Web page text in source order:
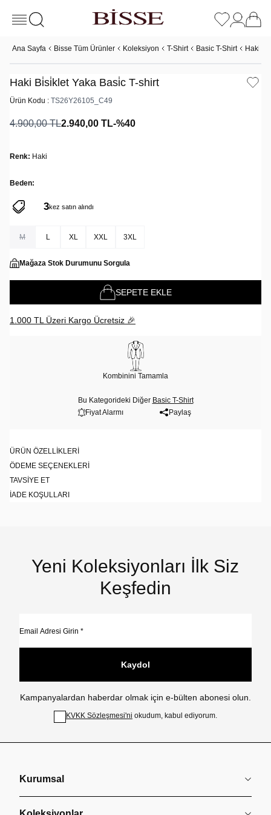
Ana Sayfa Bisse Tüm Ürünler Koleksiyon T-Shirt Basic T-Shirt Haki
Haki Bi̇si̇klet Yaka Basi̇c T-shirt
Ürün Kodu : TS26Y26105_C49
4.900,00TL2.940,00 TL-%40
Renk: Haki
Beden:
3kez satın alındı
206kez görüntülendi
M L XL XXL 3XL
Mağaza Stok Durumunu Sorgula
SEPETE EKLE
1.000 TL Üzeri Kargo Ücretsiz 🎉
Kombinini Tamamla
Bu Kategorideki Diğer Basic T-Shirt
Fiyat Alarmı
Paylaş
ÜRÜN ÖZELLIKLERI
ÖDEME SEÇENEKLERI
TAVSIYE ET
İADE KOŞULLARI
Yeni Koleksiyonları İlk Siz
Keşfedin
Kaydol
Kampanyalardan haberdar olmak için e-bülten abonesi olun.
KVKK Sözleşmesi'ni okudum, kabul ediyorum.
Kurumsal